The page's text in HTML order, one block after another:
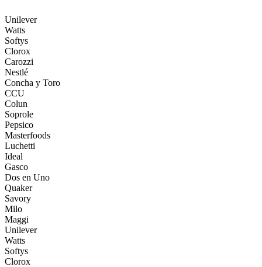
Unilever
Watts
Softys
Clorox
Carozzi
Nestlé
Concha y Toro
CCU
Colun
Soprole
Pepsico
Masterfoods
Luchetti
Ideal
Gasco
Dos en Uno
Quaker
Savory
Milo
Maggi
Unilever
Watts
Softys
Clorox